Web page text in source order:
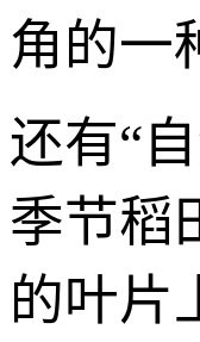
角的一
还有“
季节稻
的叶片